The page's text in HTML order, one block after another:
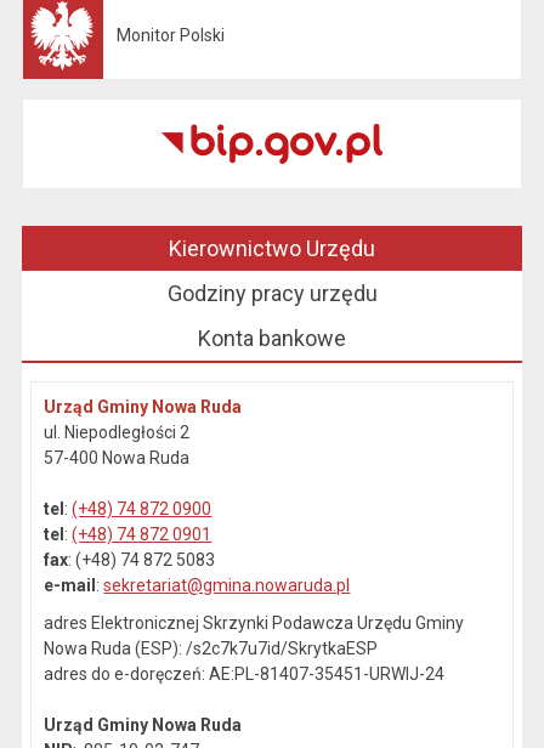
Monitor Polski
Kierownictwo Urzędu
Godziny pracy urzędu
Konta bankowe
Urząd Gminy Nowa Ruda
ul. Niepodległości 2
57-400 Nowa Ruda
tel :(+48) 74 872 0900
tel :(+48) 74 872 0901
fax: (+48) 74 872 5083
e-mail :sekretariat@gmina.nowaruda.pl
adres Elektronicznej Skrzynki Podawcza Urzędu Gminy
Nowa Ruda (ESP): /s2c7k7u7id/SkrytkaESP
adres do e-doręczeń: AE:PL-81407-35451-URWIJ-24
Urząd Gminy Nowa Ruda